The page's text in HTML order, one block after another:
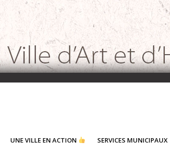
UNE VILLE EN ACTION SERVICES MUNICIPAUX